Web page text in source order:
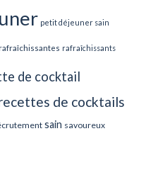
petit déjeuner sain
rafraîchissants
de cocktail
de cocktails
sain savoureux